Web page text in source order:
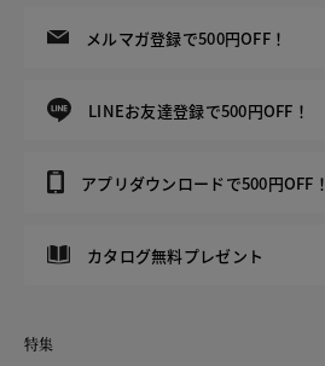
メルマガ登録で500円OFF！
LINEお友達登録で500円OFF！
アプリダウンロードで500円OFF！
カタログ無料プレゼント
特集